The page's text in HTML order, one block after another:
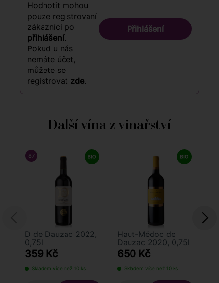
Hodnotit mohou
pouze registrovaní
zákazníci po
přihlášení.
Pokud u nás
nemáte účet,
můžete se
registrovat zde.
Přihlášení
Další vína z vinařství
87 WINE ENTHUSIAST
D de Dauzac 2022,
0,75l
359 Kč
Skladem více než 10 ks
Haut-Médoc de
Dauzac 2020, 0,75l
650 Kč
Skladem více než 10 ks